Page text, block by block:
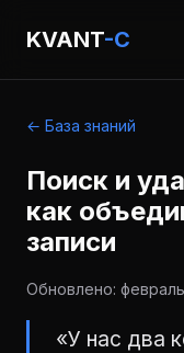
KVANT-C
← База знаний
Поиск и
как
записи
Обновлено:
«У нас два